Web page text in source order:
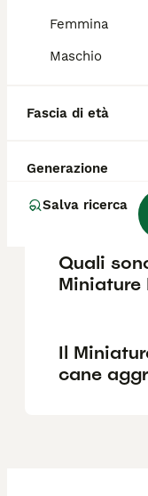
Femmina
Maschio
Fascia di età
Generazione
Salva ricerca
incidono sul
Bull
Quanto
Quali
Miniature
Il
cane